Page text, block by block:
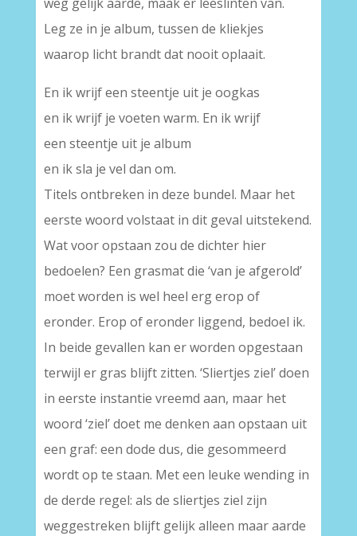
Leg ze in je album, tussen de kliekjes
waarop licht brandt dat nooit oplaait.
En ik wrijf een steentje uit je oogkas
en ik wrijf je voeten warm. En ik wrijf
een steentje uit je album
en ik sla je vel dan om.
Titels ontbreken in deze bundel. Maar het
eerste woord volstaat in dit geval uitstekend.
Wat voor opstaan zou de dichter hier
bedoelen? Een grasmat die ‘van je afgerold’
moet worden is wel heel erg erop of
eronder. Erop of eronder liggend, bedoel ik.
In beide gevallen kan er worden opgestaan
terwijl er gras blijft zitten. ‘Sliertjes ziel’ doen
in eerste instantie vreemd aan, maar het
woord ‘ziel’ doet me denken aan opstaan uit
een graf: een dode dus, die gesommeerd
wordt op te staan. Met een leuke wending in
de derde regel: als de sliertjes ziel zijn
weggestreken blijft gelijk alleen maar aarde